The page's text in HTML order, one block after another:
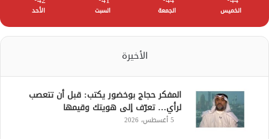
الخميس الجمعة السبت الأحد
الأخيرة
المفكر حجاج بوخضور يكتب: قبل أن تتعصب
لرأي… تعرّف إلى هويتك وقيمها
5 أغسطس، 2026